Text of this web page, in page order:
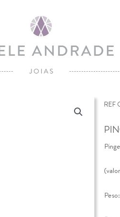
REF